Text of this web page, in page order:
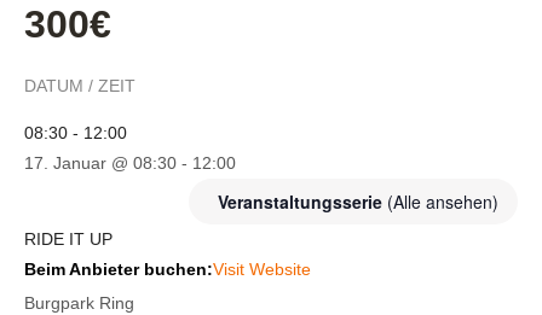
300€
DATUM / ZEIT
08:30 - 12:00
17. Januar @ 08:30 - 12:00
Veranstaltungsserie (Alle ansehen)
RIDE IT UP
Beim Anbieter buchen:Visit Website
Burgpark Ring